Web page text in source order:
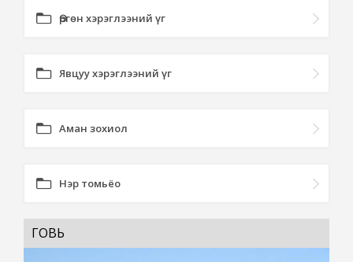
Өргөн хэрэглээний үг
Явцуу хэрэглээний үг
Аман зохиол
Нэр томьёо
ГОВЬ